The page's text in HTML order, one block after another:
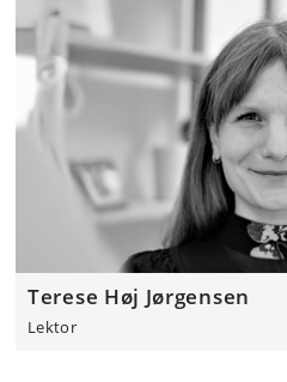
Terese Høj Jørgensen
Lektor